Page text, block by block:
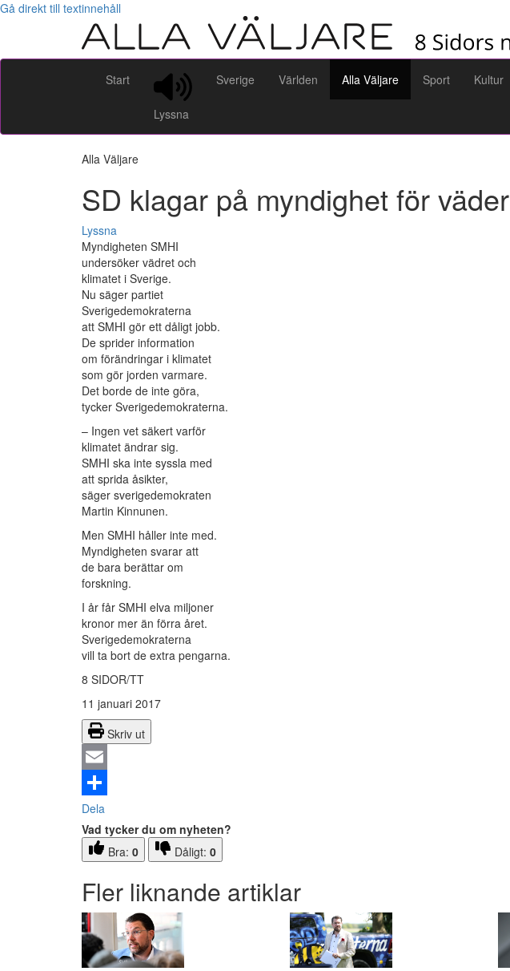
Gå direkt till textinnehåll
Start
Lyssna
Sverige Världen Alla Väljare Sport Kultur
Alla Väljare
SD klagar på myndighet för väder
Lyssna
Myndigheten SMHI
undersöker vädret och
klimatet i Sverige.
Nu säger partiet
Sverigedemokraterna
att SMHI gör ett dåligt jobb.
De sprider information
om förändringar i klimatet
som gör jorden varmare.
Det borde de inte göra,
tycker Sverigedemokraterna.
– Ingen vet säkert varför
klimatet ändrar sig.
SMHI ska inte syssla med
att sprida åsikter,
säger sverigedemokraten
Martin Kinnunen.
Men SMHI håller inte med.
Myndigheten svarar att
de bara berättar om
forskning.
I år får SMHI elva miljoner
kronor mer än förra året.
Sverigedemokraterna
vill ta bort de extra pengarna.
8 SIDOR/TT
11 januari 2017
Skriv ut
Email
Dela
Vad tycker du om nyheten?
Bra: 0 Dåligt: 0
Fler liknande artiklar